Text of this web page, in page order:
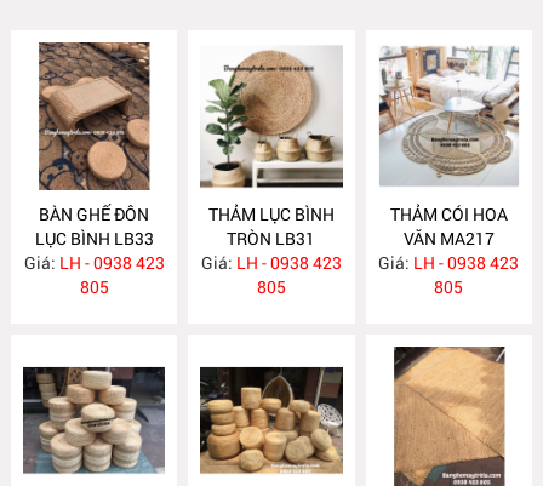
BÀN GHẾ ĐÔN
LỤC BÌNH LB33
Giá: LH - 0938 423
805
THẢM LỤC BÌNH
TRÒN LB31
Giá: LH - 0938 423
805
THẢM CÓI HOA
VĂN MA217
Giá: LH - 0938 423
805